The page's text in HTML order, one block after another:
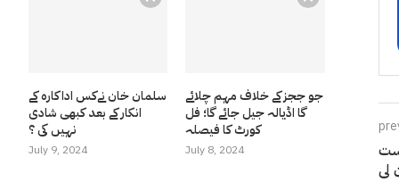
لی
سلمان خان نےکس اداکارہ کے
انکار کے بعد کبھی شادی
نہیں کی ؟
July 9, 2024
جو ججز کے خلاف مہم چلائے
گا اڈیالہ جیل جائے گا؛ فل
کورٹ کا فیصلہ
July 8, 2024